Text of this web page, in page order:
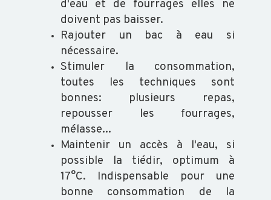
ORGANISATION
d'eau et de fourrages elles ne
doivent pas baisser.
Rajouter un bac à eau si
nécessaire.
Stimuler la consommation,
toutes les techniques sont
bonnes: plusieurs repas,
repousser les fourrages,
mélasse...
Maintenir un accès à l'eau, si
possible la tiédir, optimum à
17°C. Indispensable pour une
bonne consommation de la